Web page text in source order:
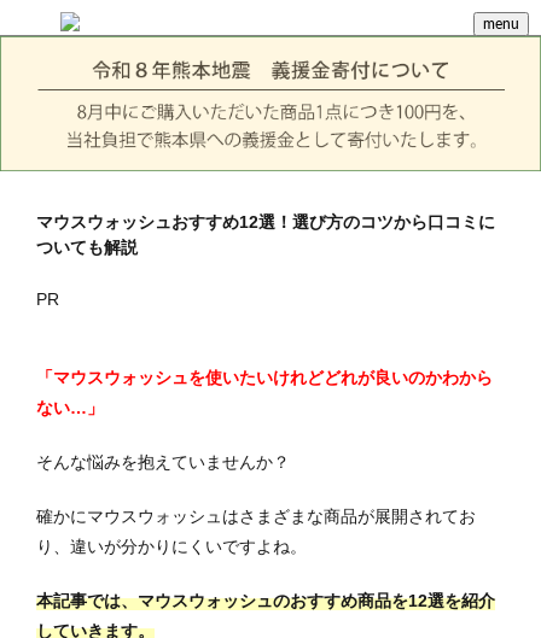
menu
マウスウォッシュおすすめ12選！選び方のコツから口コミに
ついても解説
PR
「マウスウォッシュを使いたいけれどどれが良いのかわから
ない…」
そんな悩みを抱えていませんか？
確かにマウスウォッシュはさまざまな商品が展開されてお
り、違いが分かりにくいですよね。
本記事では、マウスウォッシュのおすすめ商品を12選を紹介
していきます。